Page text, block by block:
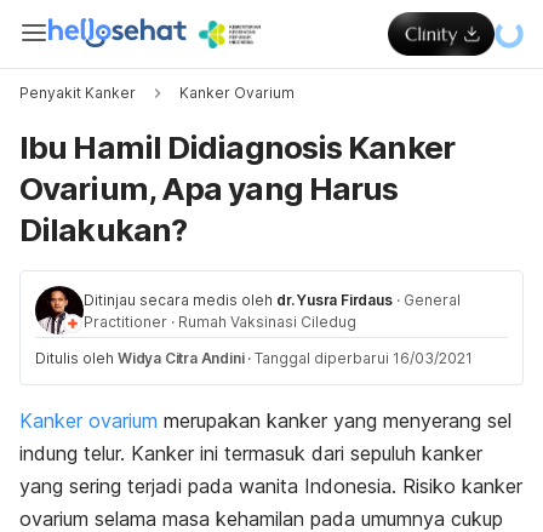
Penyakit Kanker Kanker Ovarium
Ibu Hamil Didiagnosis Kanker
Ovarium, Apa yang Harus
Dilakukan?
Ditinjau secara medis oleh dr. Yusra Firdaus · General
Practitioner · Rumah Vaksinasi Ciledug
Ditulis oleh Widya Citra Andini · Tanggal diperbarui 16/03/2021
Kanker ovarium merupakan kanker yang menyerang sel
indung telur. Kanker ini termasuk dari sepuluh kanker
yang sering terjadi pada wanita Indonesia. Risiko kanker
ovarium selama masa kehamilan pada umumnya cukup